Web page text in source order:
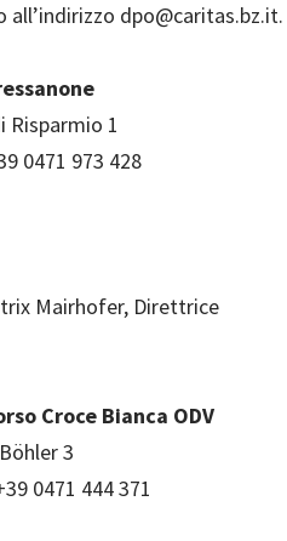
dpo@caritas.bz.it.
Risparmio 1
0471 973 428
Mairhofer, Direttrice
Croce Bianca ODV
3
0471 444 371